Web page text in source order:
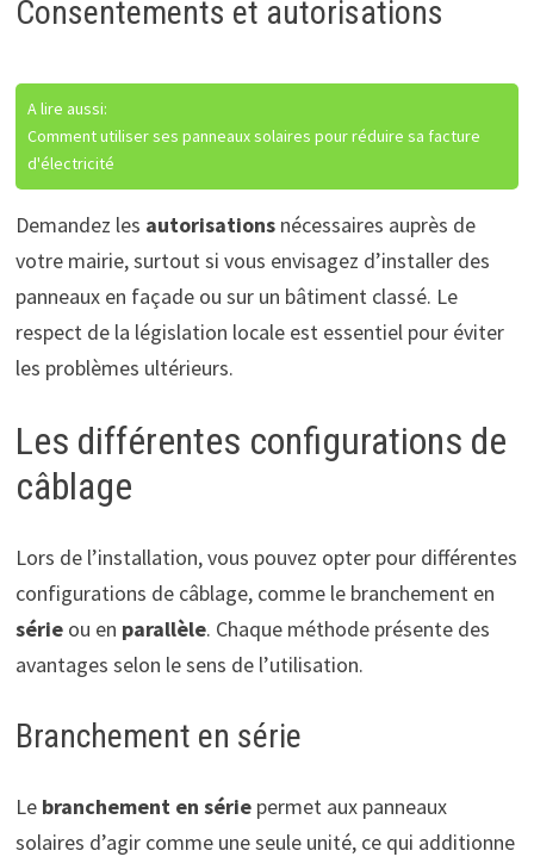
Consentements et autorisations
A lire aussi:
Comment utiliser ses panneaux solaires pour réduire sa facture
d'électricité
Demandez les autorisationsnécessaires auprès de
votre mairie, surtout si vous envisagez d’installer des
panneaux en façade ou sur un bâtiment classé. Le
respect de la législation locale est essentiel pour éviter
les problèmes ultérieurs.
Les différentes configurations de
câblage
Lors de l’installation, vous pouvez opter pour différentes
configurations de câblage, comme le branchement en
sérieou en parallèle. Chaque méthode présente des
avantages selon le sens de l’utilisation.
Branchement en série
Le branchement en sériepermet aux panneaux
solaires d’agir comme une seule unité, ce qui additionne